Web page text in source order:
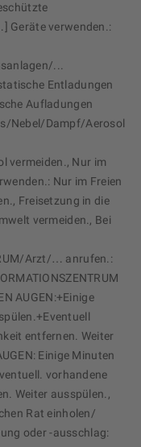
Geräte verwenden.:
...
Entladungen
Aufladungen
Nebel/Dampf/Aerosol
vermeiden., Nur im
Nur im Freien
Freisetzung in die
vermeiden., Bei
Arzt/… anrufen.:
AUGEN:+Einige
entfernen. Weiter
Einige Minuten
vorhandene
Weiter ausspülen.,
Rat einholen/
oder -ausschlag: